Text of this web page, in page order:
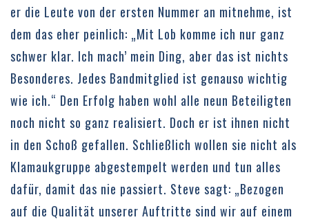
er die Leute von der ersten Nummer an mitnehme, ist
dem das eher peinlich: „Mit Lob komme ich nur ganz
schwer klar. Ich mach’ mein Ding, aber das ist nichts
Besonderes. Jedes Bandmitglied ist genauso wichtig
wie ich.“ Den Erfolg haben wohl alle neun Beteiligten
noch nicht so ganz realisiert. Doch er ist ihnen nicht
in den Schoß gefallen. Schließlich wollen sie nicht als
Klamaukgruppe abgestempelt werden und tun alles
dafür, damit das nie passiert. Steve sagt: „Bezogen
auf die Qualität unserer Auftritte sind wir auf einem